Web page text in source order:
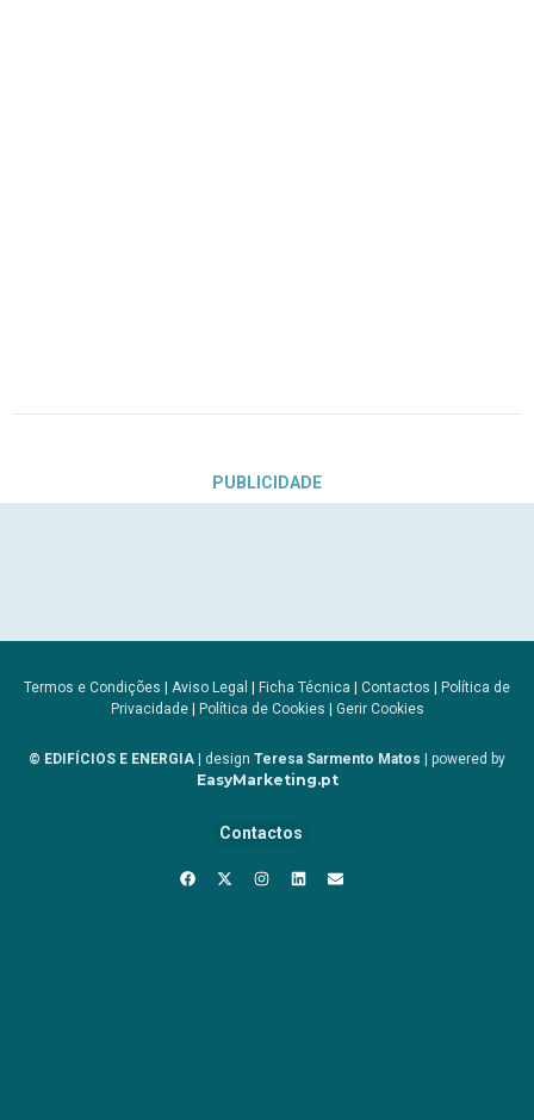
PUBLICIDADE
Termos e Condições | Aviso Legal | Ficha Técnica | Contactos | Política de
Privacidade| Política de Cookies | Gerir Cookies
© EDIFÍCIOS E ENERGIA | design Teresa Sarmento Matos | powered by
EasyMarketing.pt
Contactos